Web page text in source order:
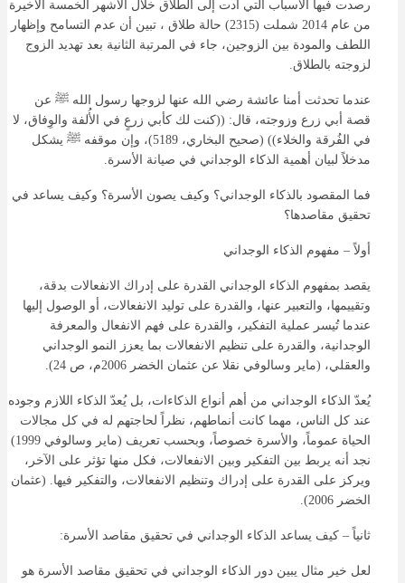
رصدت فيها الأسباب التي أدت إلى الطلاق خلال الأشهر الخمسة الأخيرة
من عام 2014 شملت (2315) حالة طلاق ، تبين أن عدم التسامح وإظهار
اللطف والمودة بين الزوجين، جاء في المرتبة الثانية بعد تهديد الزوج
لزوجته بالطلاق.
عندما تحدثت أمنا عائشة رضي الله عنها لزوجها رسول الله ﷺ عن
قصة أبي زرع وزوجته، قال: ((كنت لك كأبي زرعٍ في الأُلفة والوِفاق، لا
في الفُرقة والخلاء)) (صحيح البخاري، 5189)، وإن موقفه ﷺ يشكل
مدخلاً لبيان أهمية الذكاء الوجداني في صيانة الأسرة.
فما المقصود بالذكاء الوجداني؟ وكيف يصون الأسرة؟ وكيف يساعد في
تحقيق مقاصدها؟
أولاً – مفهوم الذكاء الوجداني
يقصد بمفهوم الذكاء الوجداني القدرة على إدراك الانفعالات بدقة،
وتقييمها، والتعبير عنها، والقدرة على توليد الانفعالات، أو الوصول إليها
عندما تُيسر عملية التفكير، والقدرة على فهم الانفعال والمعرفة
الوجدانية، والقدرة على تنظيم الانفعالات بما يعزز النمو الوجداني
والعقلي، (ماير وسالوفي نقلا عن عثمان الخضر 2006م، ص 24).
يُعدّ الذكاء الوجداني من أهم أنواع الذكاءات، بل يُعدّ الذكاء اللازم وجوده
عند كل الناس، مهما كانت أنماطهم، نظراً لحاجتهم له في كل مجالات
الحياة عموماً، والأسرة خصوصاً، وبحسب تعريف (ماير وسالوفي 1999)
نجد أنه يربط بين التفكير وبين الانفعالات، فكل منها تؤثر على الآخر،
ويركز على القدرة على إدراك وتنظيم الانفعالات، والتفكير فيها. (عثمان
الخضر 2006).
ثانياً – كيف يساعد الذكاء الوجداني في تحقيق مقاصد الأسرة:
لعل خير مثال يبين دور الذكاء الوجداني في تحقيق مقاصد الأسرة هو